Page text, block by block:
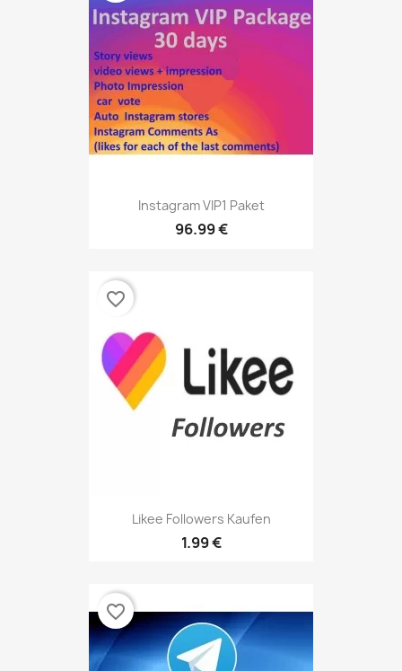
Instagram VIP1 Paket
96.99 €
Likee Followers Kaufen
1.99 €
favorite_border
favorite_border